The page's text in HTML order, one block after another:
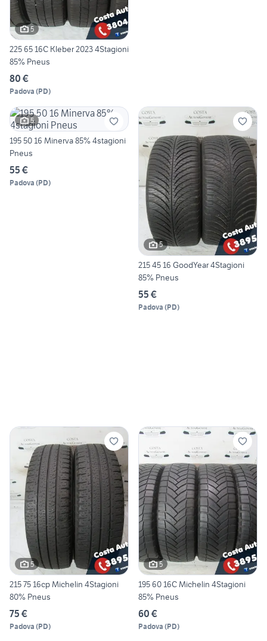
5
225 65 16C Kleber 2023 4Stagioni
85% Pneus
80 €
Padova (PD)
5
195 50 16 Minerva 85% 4stagioni
Pneus
55 €
Padova (PD)
5
215 45 16 GoodYear 4Stagioni
85% Pneus
55 €
Padova (PD)
5
215 75 16cp Michelin 4Stagioni
80% Pneus
75 €
Padova (PD)
5
195 60 16C Michelin 4Stagioni
85% Pneus
60 €
Padova (PD)